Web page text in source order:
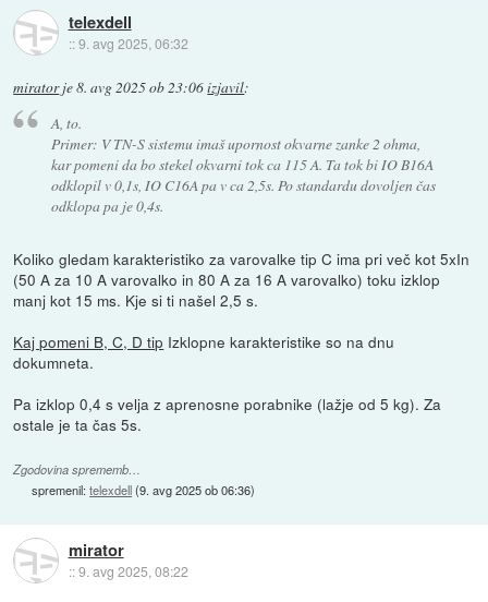
telexdell
::9. avg 2025, 06:32
miratorje8. avg 2025 ob 23:06izjavil:
A, to.
Primer: V TN-S sistemu imaš upornost okvarne zanke 2 ohma,
kar pomeni da bo stekel okvarni tok ca 115 A. Ta tok bi IO B16A
odklopil v 0,1s, IO C16A pa v ca 2,5s. Po standardu dovoljen čas
odklopa pa je 0,4s.
Koliko gledam karakteristiko za varovalke tip C ima pri več kot 5xIn
(50 A za 10 A varovalko in 80 A za 16 A varovalko) toku izklop
manj kot 15 ms. Kje si ti našel 2,5 s.
Kaj pomeni B, C, D tip Izklopne karakteristike so na dnu
dokumneta.
Pa izklop 0,4 s velja z aprenosne porabnike (lažje od 5 kg). Za
ostale je ta čas 5s.
Zgodovina sprememb…
spremenil:telexdell(9. avg 2025 ob 06:36)
mirator
::9. avg 2025, 08:22